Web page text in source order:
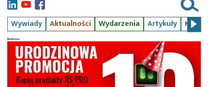
Wywiady Aktualności Wydarzenia Artykuły Kursy